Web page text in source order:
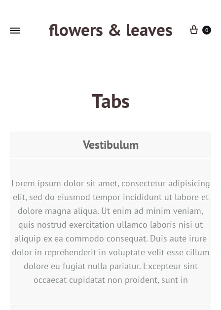
flowers & leaves Cart
0
Tabs
Vestibulum
Lorem ipsum dolor sit amet, consectetur adipisicing
elit, sed do eiusmod tempor incididunt ut labore et
dolore magna aliqua. Ut enim ad minim veniam,
quis nostrud exercitation ullamco laboris nisi ut
aliquip ex ea commodo consequat. Duis aute irure
dolor in reprehenderit in voluptate velit esse cillum
dolore eu fugiat nulla pariatur. Excepteur sint
occaecat cupidatat non proident, sunt in